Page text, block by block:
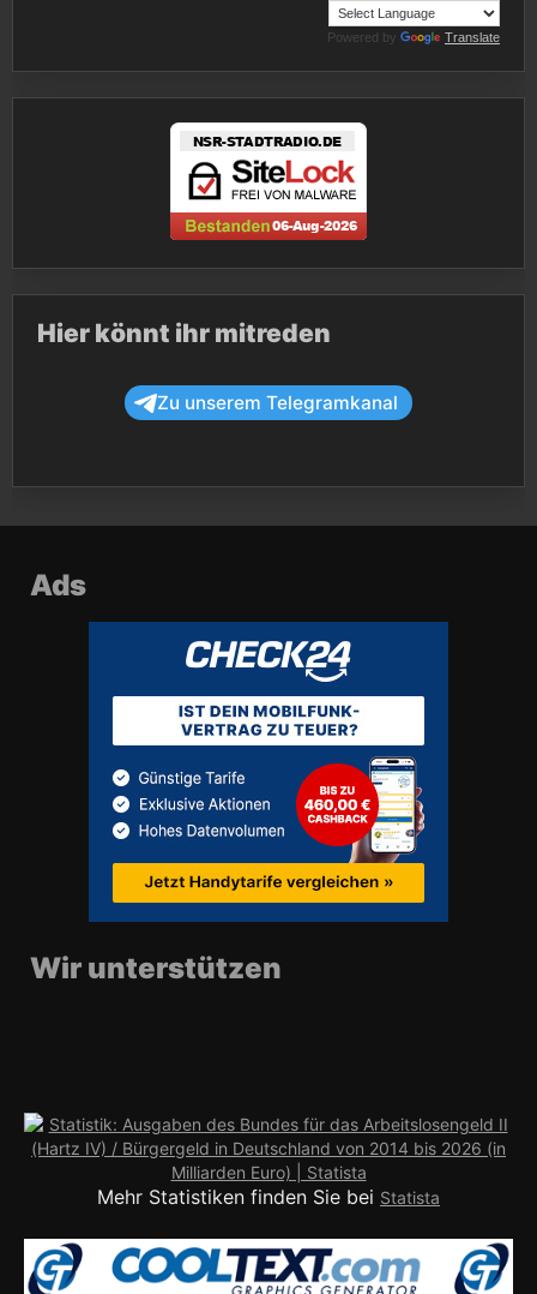
Powered by Translate
Hier könnt ihr mitreden
Zu unserem Telegramkanal
Ads
Wir unterstützen
Mehr Statistiken finden Sie bei Statista